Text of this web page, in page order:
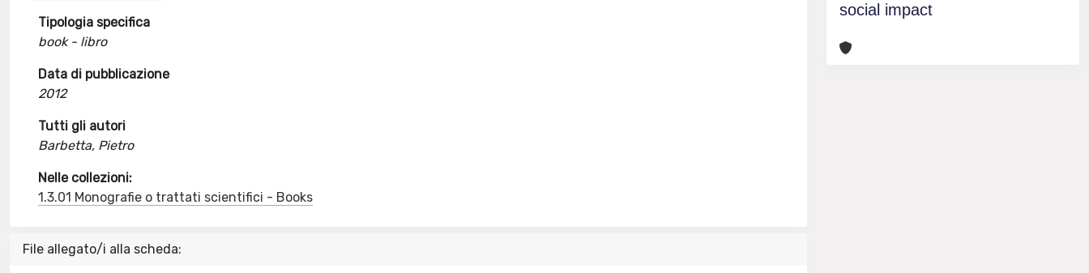
Tipologia specifica
book - libro
Data di pubblicazione
2012
Tutti gli autori
Barbetta, Pietro
Nelle collezioni:
1.3.01 Monografie o trattati scientifici - Books
File allegato/i alla scheda:
social impact